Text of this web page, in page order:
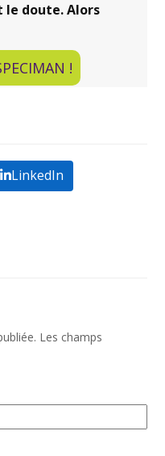
doute. Alors
!
LinkedIn
Les champs